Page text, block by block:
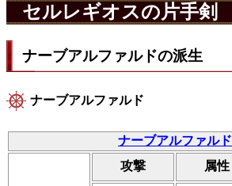
セルレギオスの片手剣
ナーブアルファルドの派生
ナーブアルファルド
ナーブアルファルド
攻撃
属性